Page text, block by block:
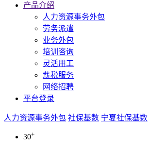
产品介绍
人力资源事务外包
劳务派遣
业务外包
培训咨询
灵活用工
薪税服务
网络招聘
平台登录
人力资源事务外包 社保基数 宁夏社保基数
30+